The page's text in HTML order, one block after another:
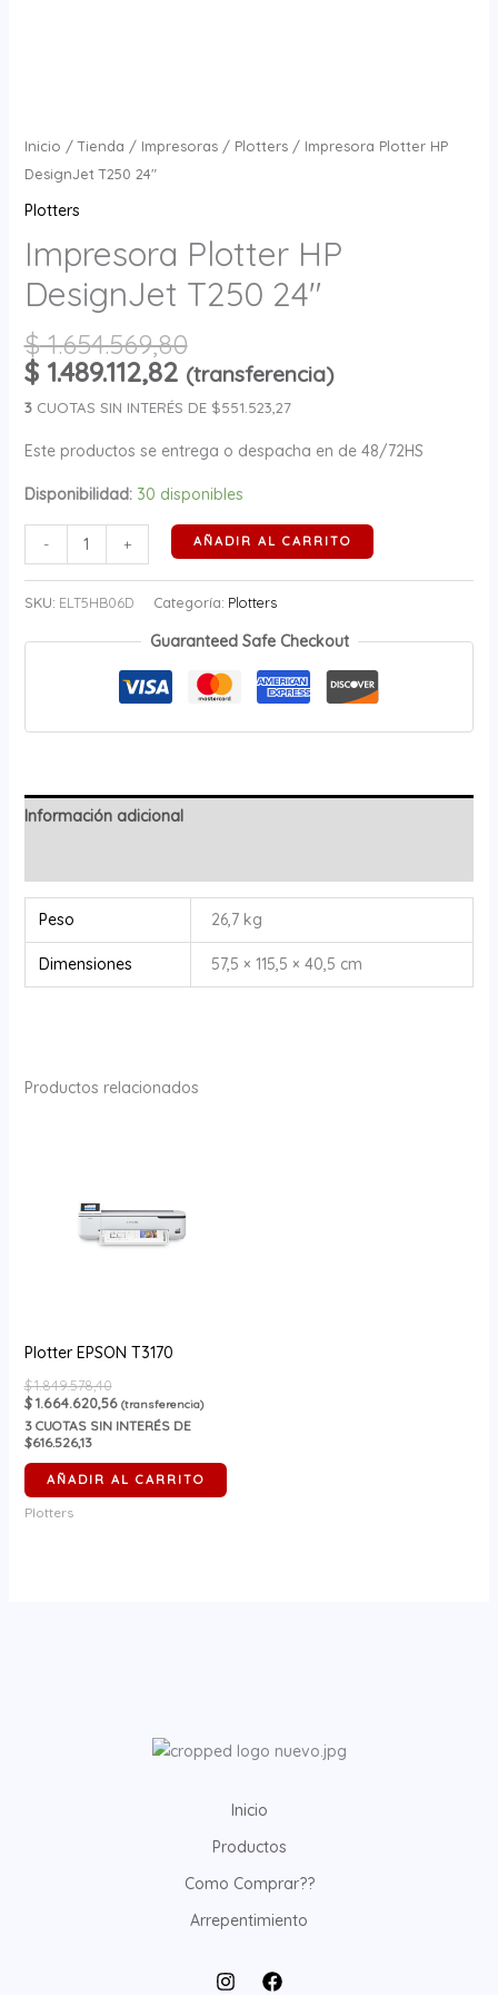
Inicio /Tienda / Impresoras/ Plotters/ Impresora Plotter HP
DesignJet T250 24″
Plotters
Impresora Plotter HP
DesignJet T250 24″
$1.654.569,80
$1.489.112,82 (transferencia)
3CUOTAS SIN INTERÉS DE $551.523,27
Este productos se entrega o despacha en de 48/72HS
Disponibilidad: 30 disponibles
- + AÑADIR AL CARRITO
SKU: ELT5HB06D Categoría: Plotters
Guaranteed Safe Checkout
Información adicional
Peso 26,7 kg
Dimensiones 57,5 × 115,5 × 40,5 cm
Productos relacionados
Plotter EPSON T3170
$1.849.578,40
$1.664.620,56 (transferencia)
3CUOTAS SIN INTERÉS DE
$616.526,13
AÑADIR AL CARRITO
Plotters
Inicio
Productos
Como Comprar??
Arrepentimiento